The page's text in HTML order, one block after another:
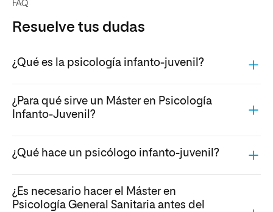
FAQ
Resuelve tus dudas
¿Qué es la psicología infanto-juvenil?
¿Para qué sirve un Máster en Psicología
Infanto-Juvenil?
¿Qué hace un psicólogo infanto-juvenil?
¿Es necesario hacer el Máster en
Psicología General Sanitaria antes del